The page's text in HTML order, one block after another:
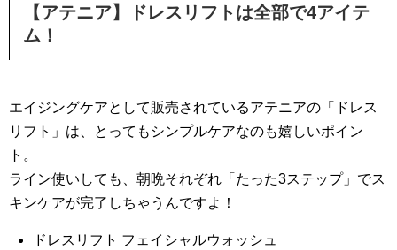
【アテニア】ドレスリフトは全部で4アイテ
ム！
エイジングケアとして販売されているアテニアの「ドレス
リフト」は、とってもシンプルケアなのも嬉しいポイン
ト。
ライン使いしても、朝晩それぞれ「たった3ステップ」でス
キンケアが完了しちゃうんですよ！
ドレスリフト フェイシャルウォッシュ